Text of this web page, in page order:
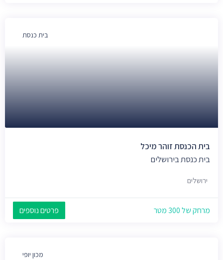
בית כנסת
בית הכנסת זוהר מיכל
בית כנסת בירושלים
ירושלים
מרחק של 300 מטר פרטים נוספים
מכון יופי